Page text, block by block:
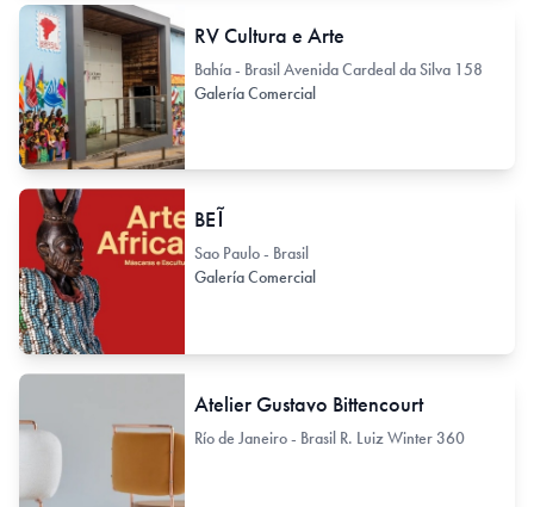
RV Cultura e Arte
Bahía - Brasil Avenida Cardeal da Silva 158
Galería Comercial
BEĨ
Sao Paulo - Brasil
Galería Comercial
Atelier Gustavo Bittencourt
Río de Janeiro - Brasil R. Luiz Winter 360